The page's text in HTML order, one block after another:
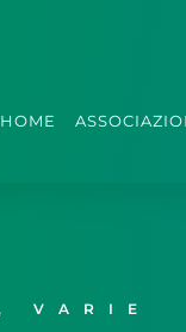
HOME
VARIE